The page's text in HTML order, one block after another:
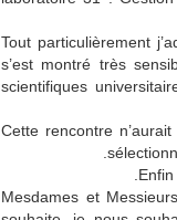
Tout particulièrement
s’est montré très
scientifiques
Cette rencontre
Mesdames et